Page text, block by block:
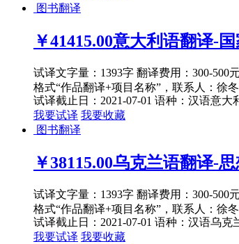
图书翻译
￥41415.00意大利语翻译-
试译文字量：1393字 翻译费用：300-500
格式“作品翻译+项目名称”，联系人：徐冬
试译截止日：2021-07-01 语种：汉语意大
我要试译 我要收藏
图书翻译
￥38115.00乌克兰语翻译-
试译文字量：1393字 翻译费用：300-500
格式“作品翻译+项目名称”，联系人：徐冬
试译截止日：2021-07-01 语种：汉语乌克
我要试译 我要收藏